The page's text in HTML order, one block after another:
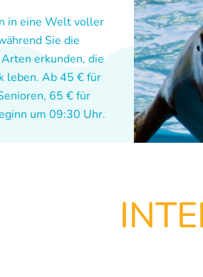
in eine Welt voller
Sie die
erkunden, die
leben. Ab 45 € für
65 € für
um 09:30 Uhr.